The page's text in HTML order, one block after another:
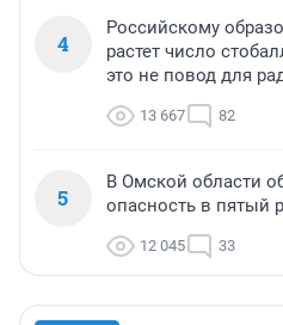
4
Российскому
растет число
это не повод для
13 667 82
5
В Омской области
опасность в пятый
12 045 33